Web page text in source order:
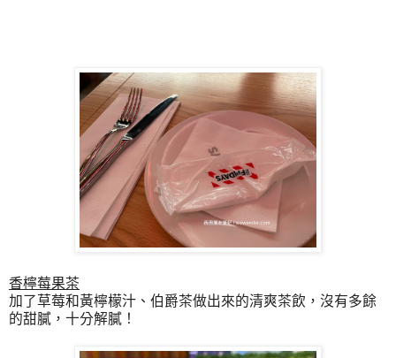
香檸莓果茶
加了草莓和黃檸檬汁、伯爵茶做出來的清爽茶飲，沒有多餘
的甜膩，十分解膩！